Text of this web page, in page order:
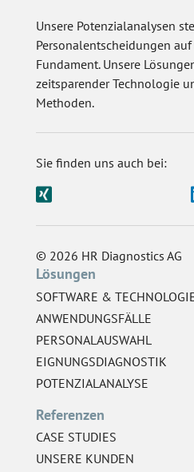
Unsere Potenzialanalysen
Personalentscheidungen
Fundament. Unsere
zeitsparender Technologie
Methoden.
Sie finden uns auch bei:
© 2026 HR Diagnostics AG
Lösungen
SOFTWARE &
ANWENDUNGSFÄLLE
PERSONALAUSWAHL
EIGNUNGSDIAGNOSTIK
POTENZIALANALYSE
Referenzen
CASE STUDIES
UNSERE KUNDEN